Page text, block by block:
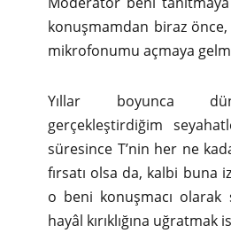
konuşmamdan biraz
mikrofonumu açmaya
Yıllar boyunca
gerçekleştirdiğim
süresince T’nin her ne
fırsatı olsa da, kalbi buna
o beni konuşmacı
hayâl kırıklığına uğratmak